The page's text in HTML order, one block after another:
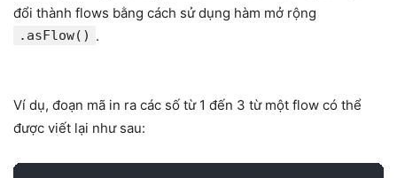
đổi thành flows bằng cách sử dụng hàm mở rộng
.asFlow() .
Ví dụ, đoạn mã in ra các số từ 1 đến 3 từ một flow có thể
được viết lại như sau: